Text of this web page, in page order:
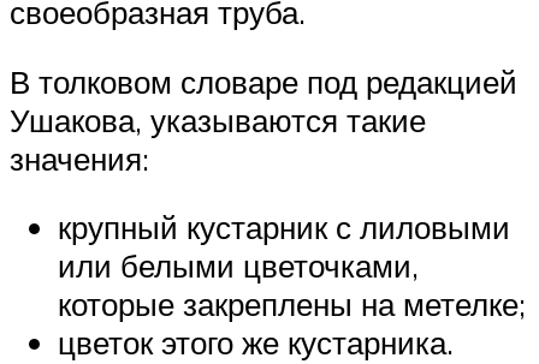
своеобразная труба.
В толковом словаре под редакцией
Ушакова, указываются такие
значения:
крупный кустарник с лиловыми
или белыми цветочками,
которые закреплены на метелке;
цветок этого же кустарника.